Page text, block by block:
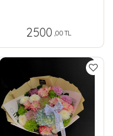
2500 ,00 TL